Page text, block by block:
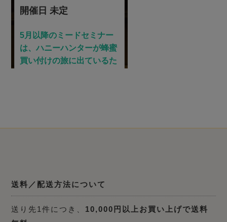
送料／配送方法について
送り先1件につき、 10,000円以上お買い上げで送料